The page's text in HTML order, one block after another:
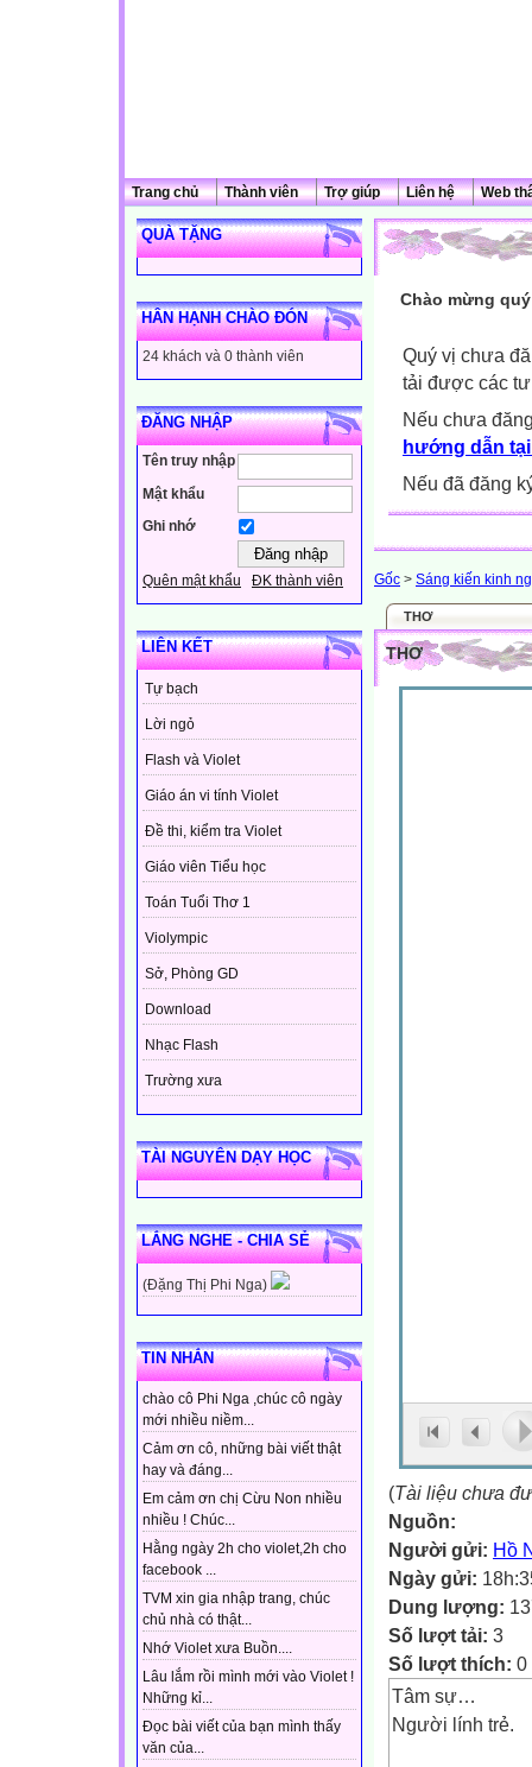
Trang chủ Thành viên Trợ giúp Liên hệ Web
QUÀ TẶNG
HÂN HẠNH CHÀO ĐÓN
24 khách và 0 thành viên
ĐĂNG NHẬP
Tên truy nhập
Mật khẩu
Ghi nhớ
Quên mật khẩu ĐK thành viên
LIÊN KẾT
Tự bạch
Lời ngỏ
Flash và Violet
Giáo án vi tính Violet
Đề thi, kiểm tra Violet
Giáo viên Tiểu học
Toán Tuổi Thơ 1
Violympic
Sở, Phòng GD
Download
Nhạc Flash
Trường xưa
TÀI NGUYÊN DẠY HỌC
LẮNG NGHE - CHIA SẺ
(Đặng Thị Phi Nga)
TIN NHẮN
chào cô Phi Nga ,chúc cô ngày
mới nhiều niềm...
Cảm ơn cô, những bài viết thật
hay và đáng...
Em cảm ơn chị Cừu Non nhiều
nhiều ! Chúc...
Hằng ngày 2h cho violet,2h cho
facebook ...
TVM xin gia nhập trang, chúc
chủ nhà có thật...
Nhớ Violet xưa Buồn....
Lâu lắm rồi mình mới vào Violet !
Những kỉ...
Đọc bài viết của bạn mình thấy
văn của...
Chào mừng
Quý vị chưa
tải được các
Nếu chưa
hướng dẫn
Nếu đã đăng
Gốc > Sáng kiến kinh
THƠ
THƠ
(Tài liệu chưa
Nguồn:
Người gửi: Hồ
Ngày gửi:
Dung lượng:
Số lượt tải: 3
Số lượt thích: 0
Tâm sự…
Người lính trẻ.